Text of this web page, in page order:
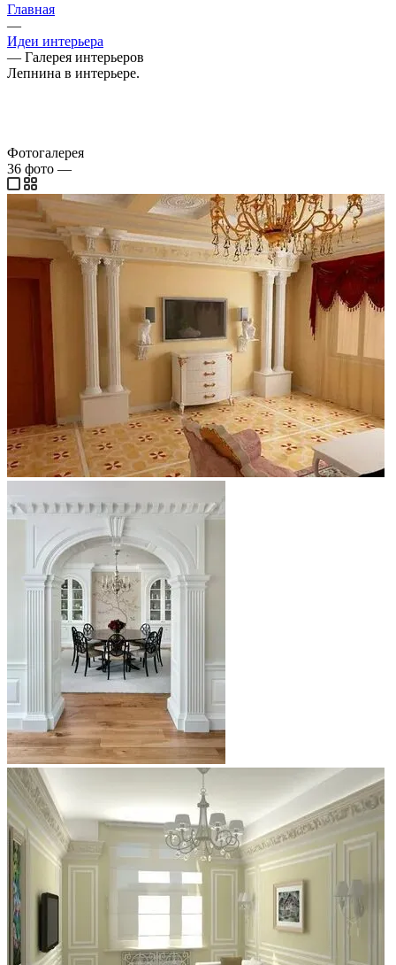
Главная
—
Идеи интерьера
— Галерея интерьеров
Лепнина в интерьере.
Фотогалерея
36 фото —